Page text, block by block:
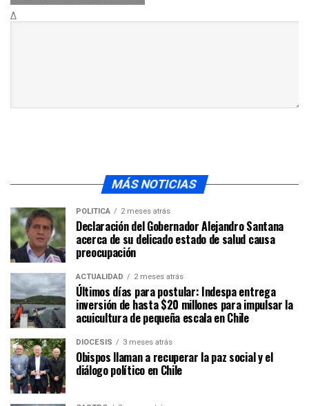
Δ
MÁS NOTICIAS
POLÍTICA 2 meses atrás
Declaración del Gobernador Alejandro Santana
acerca de su delicado estado de salud causa
preocupación
ACTUALIDAD 2 meses atrás
Últimos días para postular: Indespa entrega
inversión de hasta $20 millones para impulsar la
acuicultura de pequeña escala en Chile
DIÓCESIS 3 meses atrás
Obispos llaman a recuperar la paz social y el
diálogo político en Chile